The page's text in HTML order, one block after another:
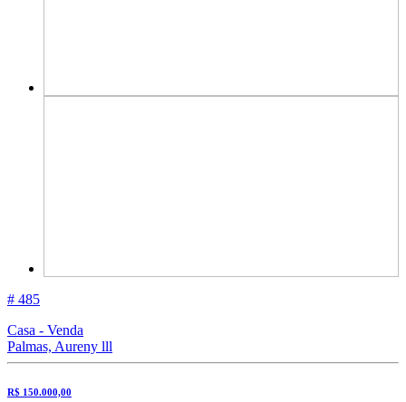
# 485
Casa - Venda
Palmas, Aureny lll
R$ 150.000,00